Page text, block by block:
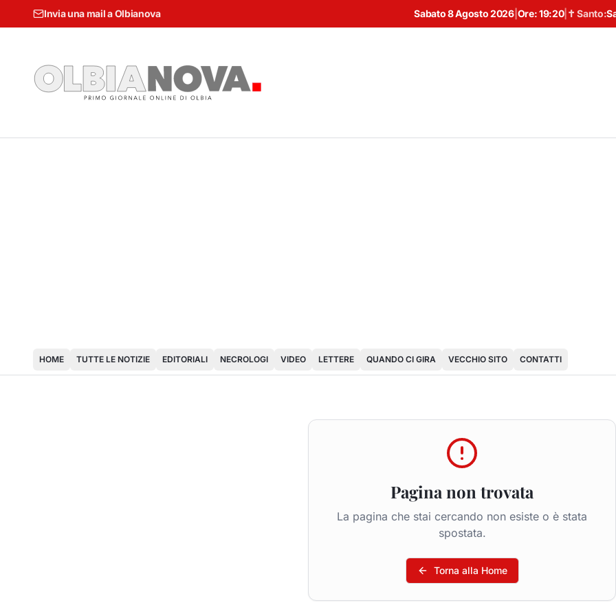
Invia una mail a Olbianova Sabato 8 Agosto 2026| Ore:19:20| ✝ Santo:
HOME TUTTE LE NOTIZIE EDITORIALI NECROLOGI VIDEO LETTERE QUANDO CI GIRA VECCHIO SITO CONTATTI
Pagina non trovata
La pagina che stai cercando non esiste o è stata
spostata.
Torna alla Home